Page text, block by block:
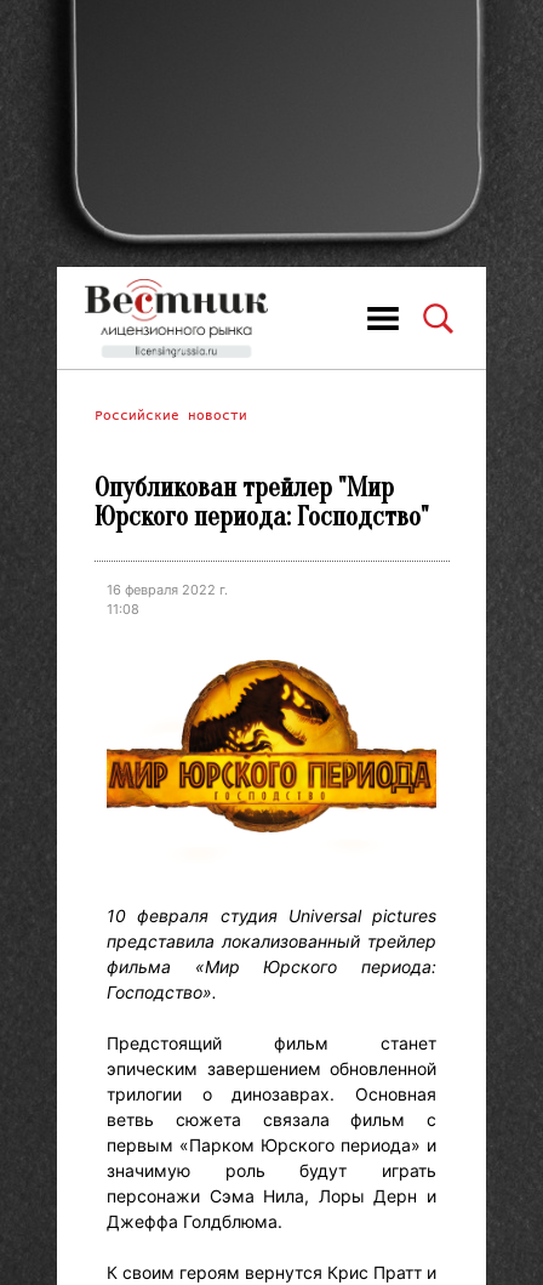
Российские новости
Опубликован трейлер "Мир
Юрского периода: Господство"
16 февраля 2022 г.
11:08
10 февраля студия Universal pictures
представила локализованный трейлер
фильма «Мир Юрского периода:
Господство».
Предстоящий фильм станет
эпическим завершением обновленной
трилогии о динозаврах. Основная
ветвь сюжета связала фильм с
первым «Парком Юрского периода» и
значимую роль будут играть
персонажи Сэма Нила, Лоры Дерн и
Джеффа Голдблюма.
К своим героям вернутся Крис Пратт и